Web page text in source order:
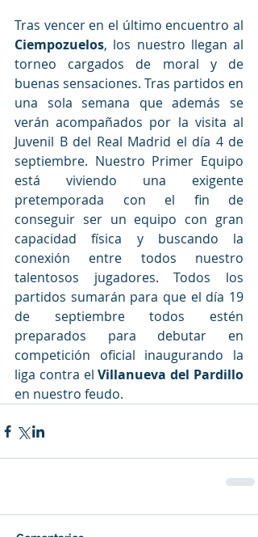
Ciempozuelos, los nuestro llegan al
torneo cargados de moral y de
buenas sensaciones. Tras partidos en
una sola semana que además se
verán acompañados por la visita al
Juvenil B del Real Madrid el día 4 de
septiembre. Nuestro Primer Equipo
está viviendo una exigente
pretemporada con el fin de
conseguir ser un equipo con gran
capacidad física y buscando la
conexión entre todos nuestro
talentosos jugadores. Todos los
partidos sumarán para que el día 19
de septiembre todos estén
preparados para debutar en
competición oficial inaugurando la
liga contra el
en nuestro feudo.